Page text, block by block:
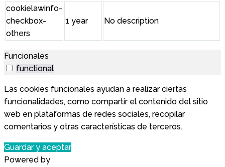
cookielawinfo-
checkbox-
others
1 year No description
Funcionales
functional
Las cookies funcionales ayudan a realizar ciertas
funcionalidades, como compartir el contenido del sitio
web en plataformas de redes sociales, recopilar
comentarios y otras características de terceros.
Guardar y aceptar
Powered by